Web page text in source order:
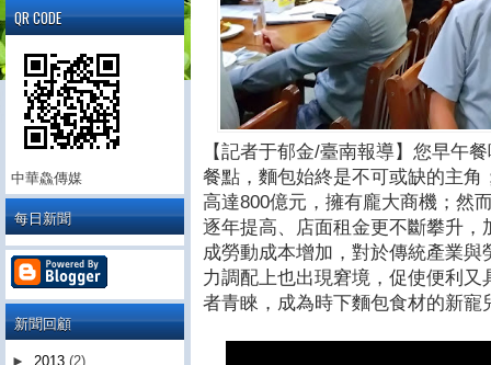
【記者于郁金/臺南報導】您早午
餐點，麵包始終是不可或缺的主
高達800億元，擁有龐大商機；然
逐年提高、店面租金更不斷攀升
成勞動成本增加，對於傳統產業
力調配上也出現窘境，促使便利
者青睞，成為時下麵包食材的新寵
QR CODE
中華鱻傳媒
每日新聞
新聞回顧
► 2013 (2)